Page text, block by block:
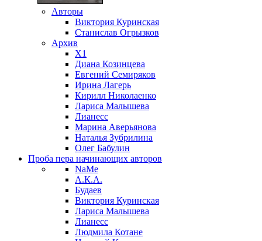
Авторы
Виктория Куринская
Станислав Огрызков
Архив
X1
Диана Козинцева
Евгений Семиряков
Ирина Лагерь
Кирилл Николаенко
Лариса Малышева
Лианесс
Марина Аверьянова
Наталья Зубрилина
Олег Бабулин
Проба пера начинающих авторов
NaMe
А.К.А.
Будаев
Виктория Куринская
Лариса Малышева
Лианесс
Людмила Котане